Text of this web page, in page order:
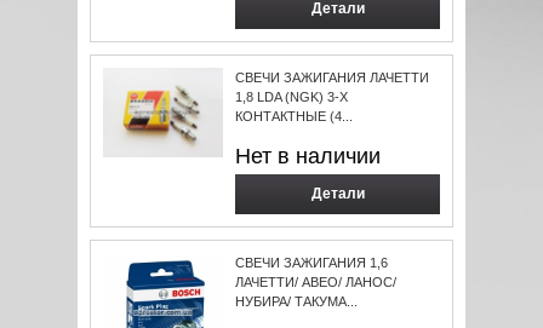
Детали
СВЕЧИ ЗАЖИГАНИЯ ЛАЧЕТТИ
1,8 LDA (NGK) 3-Х
КОНТАКТНЫЕ (4...
Нет в наличии
Детали
СВЕЧИ ЗАЖИГАНИЯ 1,6
ЛАЧЕТТИ/ АВЕО/ ЛАНОС/
НУБИРА/ ТАКУМА...